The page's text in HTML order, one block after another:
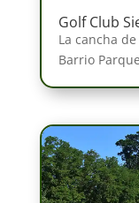
Golf Club
La cancha
Barrio